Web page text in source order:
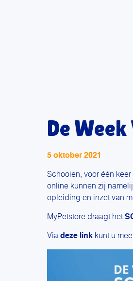
De Week
5 oktober 2021
Schooien, voor één
online kunnen zij
opleiding en inzet van
MyPetstore draagt het
Via deze link kunt u